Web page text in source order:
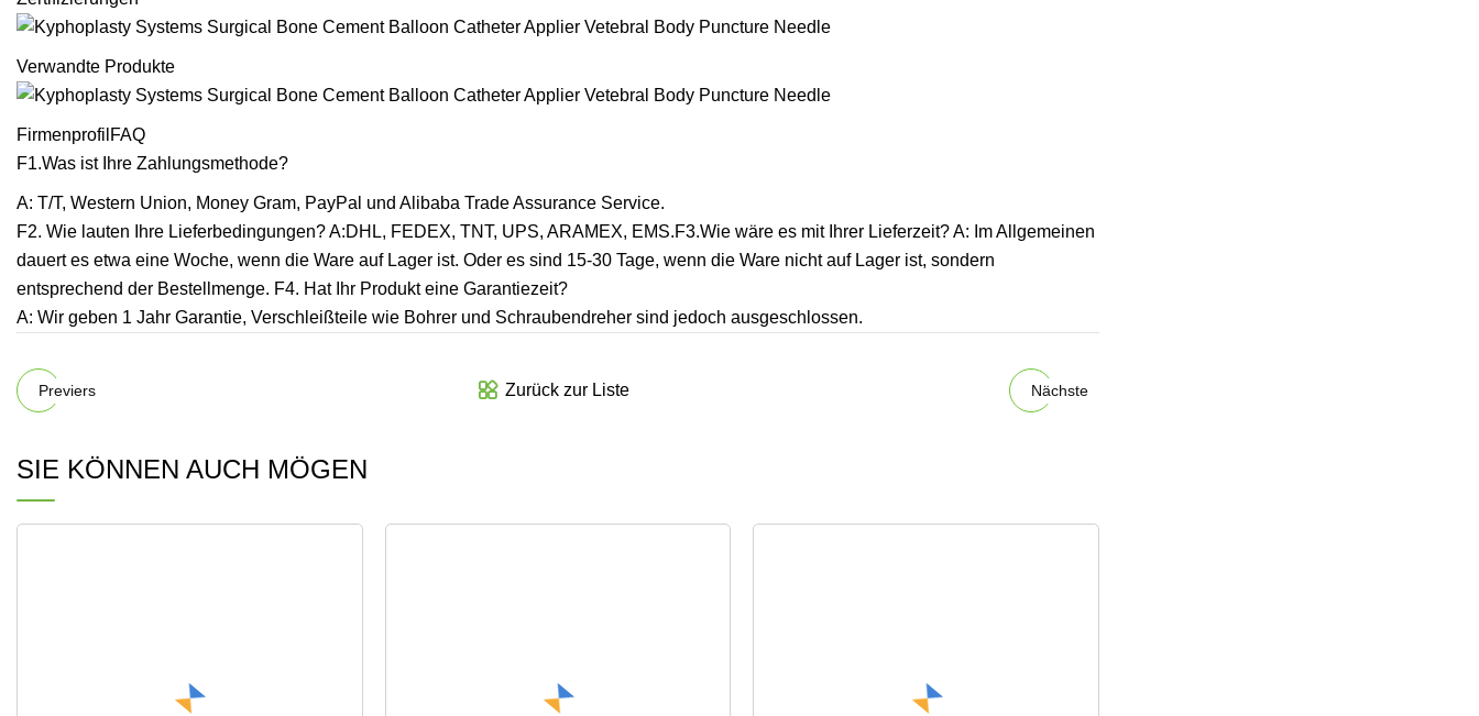
Verwandte Produkte
FirmenprofilFAQ
F1.Was ist Ihre Zahlungsmethode?
A: T/T, Western Union, Money Gram, PayPal und Alibaba Trade Assurance Service.
F2. Wie lauten Ihre Lieferbedingungen? A:DHL, FEDEX, TNT, UPS, ARAMEX, EMS.F3.Wie wäre es mit Ihrer Lieferzeit? A: Im Allgemeinen
dauert es etwa eine Woche, wenn die Ware auf Lager ist. Oder es sind 15-30 Tage, wenn die Ware nicht auf Lager ist, sondern
entsprechend der Bestellmenge. F4. Hat Ihr Produkt eine Garantiezeit?
A: Wir geben 1 Jahr Garantie, Verschleißteile wie Bohrer und Schraubendreher sind jedoch ausgeschlossen.
Previers Zurück zur Liste Nächste
SIE KÖNNEN AUCH MÖGEN